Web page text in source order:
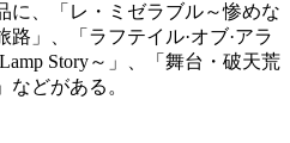
に、「レ・ミゼラブル～惨めな
」、「ラフテイル·オブ·アラ
Story～」、「舞台・破天荒
どがある。